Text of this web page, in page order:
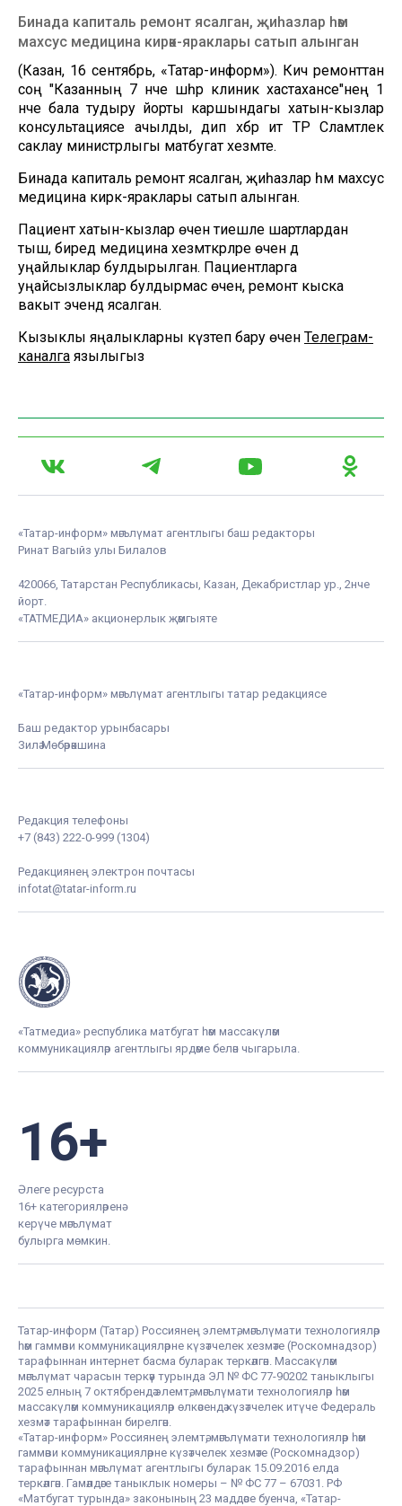
Бинада капиталь ремонт ясалган, җиһазлар һәм
махсус медицина кирәк-яраклары сатып алынган
(Казан, 16 сентябрь, «Татар-информ»). Кичә ремонттан
соң "Казанның 7 нче шәһәр клиник хастаханәсе"нең 1
нче бала тудыру йорты каршындагы хатын-кызлар
консультациясе ачылды, дип хәбәр итә ТР Сәламәтлек
саклау министрлыгы матбугат хезмәте.
Бинада капиталь ремонт ясалган, җиһазлар һәм махсус
медицина кирәк-яраклары сатып алынган.
Пациент хатын-кызлар өчен тиешле шартлардан
тыш, биредә медицина хезмәткәрләре өчен дә
уңайлыклар булдырылган. Пациентларга
уңайсызлыклар булдырмас өчен, ремонт кыска
вакыт эчендә ясалган.
Кызыклы яңалыкларны күзәтеп бару өчен Телеграм-
каналга язылыгыз
«Татар-информ» мәгълүмат агентлыгы баш редакторы
Ринат Вагыйз улы Билалов
420066, Татарстан Республикасы, Казан, Декабристлар ур., 2нче
йорт.
«ТАТМЕДИА» акционерлык җәмгыяте
«Татар-информ» мәгълүмат агентлыгы татар редакциясе
Баш редактор урынбасары
Зилә Мөбәрәкшина
Редакция телефоны
+7 (843) 222-0-999 (1304)
Редакциянең электрон почтасы
infotat@tatar-inform.ru
«Татмедиа» республика матбугат һәм массакүләм
коммуникацияләр агентлыгы ярдәме белән чыгарыла.
16+
Әлеге ресурста
16+ категорияләренә
керүче мәгълүмат
булырга мөмкин.
Татар-информ (Татар) Россиянең элемтә, мәгълүмати технологияләр
һәм гаммәви коммуникацияләрне күзәтчелек хезмәте (Роскомнадзор)
тарафыннан интернет басма буларак теркәлгән. Массакүләм
мәгълүмат чарасын теркәү турында ЭЛ № ФС 77-90202 таныклыгы
2025 елның 7 октябрендә элемтә, мәгълүмати технологияләр һәм
массакүләм коммуникацияләр өлкәсендә күзәтчелек итүче Федераль
хезмәт тарафыннан бирелгән.
«Татар-информ» Россиянең элемтә, мәгълүмати технологияләр һәм
гаммәви коммуникацияләрне күзәтчелек хезмәте (Роскомнадзор)
тарафыннан мәгълүмат агентлыгы буларак 15.09.2016 елда
теркәлгән. Гамәлдәге таныклык номеры – № ФС 77 – 67031. РФ
«Матбугат турында» законының 23 маддәсе буенча, «Татар-